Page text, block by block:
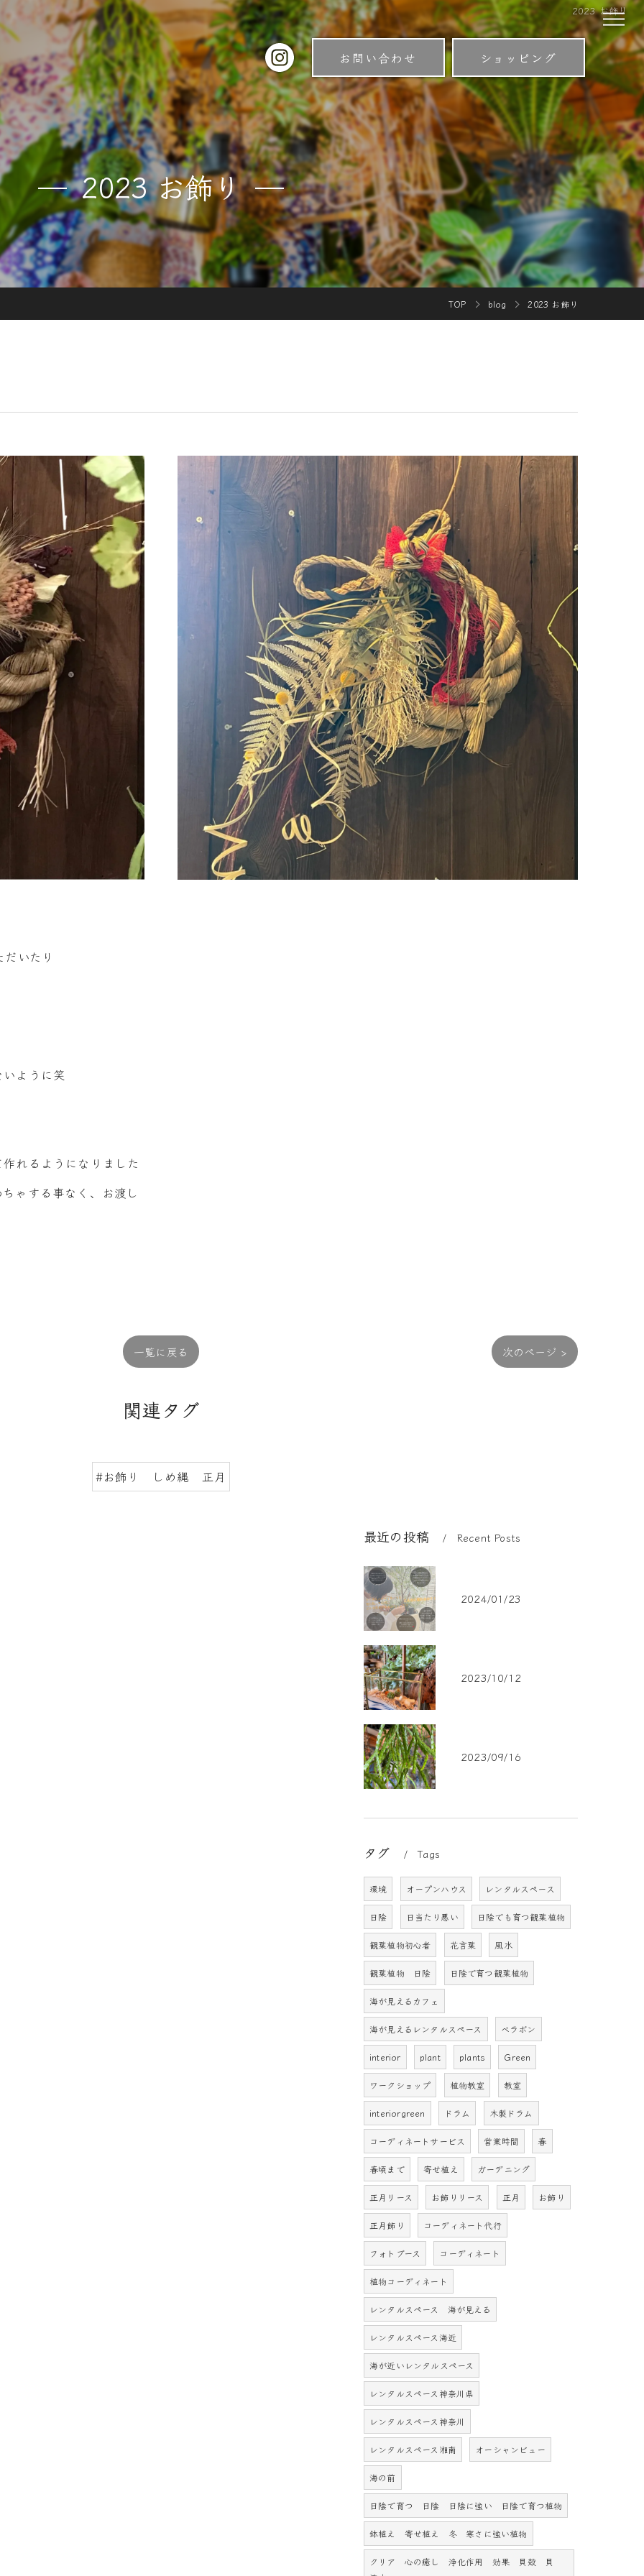
2023 お飾り
お問い合わせ ショッピング
2023 お飾り
TOP blog 2023 お飾り
いたり
ように笑
れるようになりました
ゃする事なく、お渡し
一覧に戻る 次のページ >
関連タグ
#お飾り しめ縄 正月
最近の投稿 Recent Posts
2024/01/23
2023/10/12
2023/09/16
タグ Tags
環境 オープンハウス レンタルスペース
日陰 日当たり悪い 日陰でも育つ観葉植物
観葉植物初心者 花言葉 風水
観葉植物 日陰 日陰で育つ観葉植物
海が見えるカフェ
海が見えるレンタルスペース ベラボン
interior plant plants Green
ワークショップ 植物教室 教室
interiorgreen ドラム 木製ドラム
コーディネートサービス 営業時間 春
春頃まで 寄せ植え ガーデニング
正月リース お飾りリース 正月 お飾り
正月飾り コーディネート代行
フォトブース コーディネート
植物コーディネート
レンタルスペース 海が見える
レンタルスペース海近
海が近いレンタルスペース
レンタルスペース神奈川県
レンタルスペース神奈川
レンタルスペース湘南 オーシャンビュー
海の前
日陰で育つ 日陰 日陰に強い 日陰で育つ植物
鉢植え 寄せ植え 冬 寒さに強い植物
クリア 心の癒し 浄化作用 効果 貝殻 貝